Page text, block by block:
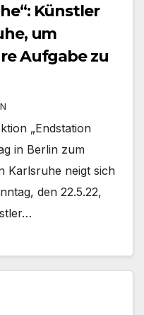
Künstler
um
Aufgabe zu
„Endstation
in Berlin zum
Karlsruhe neigt sich
den 22.5.22,